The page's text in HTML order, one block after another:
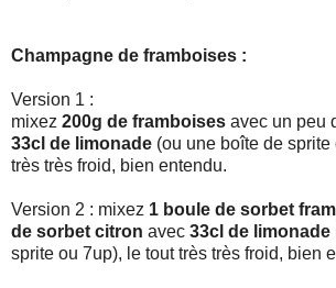
Champagne de framboises :
Version 1 :
mixez 200g de framboises avec un peu
33cl de limonade (ou une boîte de sprite
très très froid, bien entendu.
Version 2 : mixez 1 boule de sorbet
de sorbet citron avec 33cl de limonade
sprite ou 7up), le tout très très froid, bien